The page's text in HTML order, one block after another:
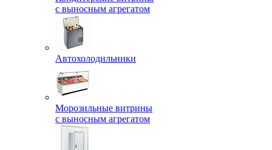
с выносным агрегатом
Автохолодильники
Морозильные витрины
с выносным агрегатом